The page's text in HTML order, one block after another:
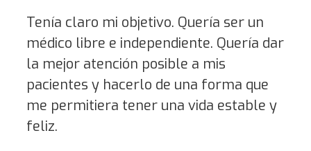
Tenía claro mi objetivo. Quería ser un
médico libre e independiente. Quería dar
la mejor atención posible a mis
pacientes y hacerlo de una forma que
me permitiera tener una vida estable y
feliz.